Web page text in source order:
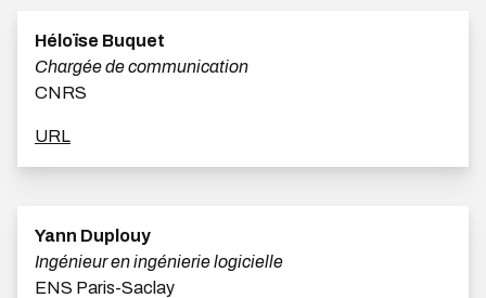
Héloïse Buquet
Chargée de communication
CNRS
URL
Yann Duplouy
Ingénieur en ingénierie logicielle
ENS Paris-Saclay